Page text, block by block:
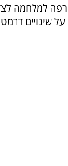
למלחמה
שינויים